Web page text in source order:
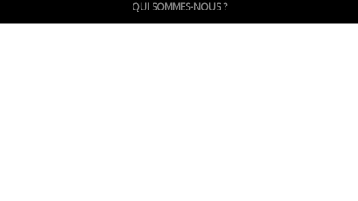
QUI SOMMES-NOUS ?